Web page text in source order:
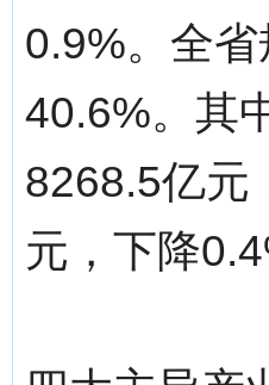
0.9%。全
40.6%。其
8268.5亿元
元，下降